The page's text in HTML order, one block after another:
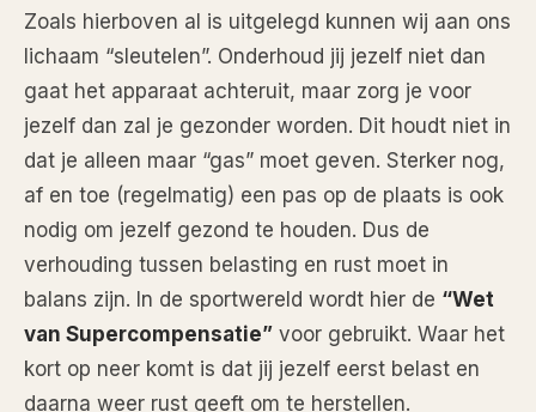
Zoals hierboven al is uitgelegd kunnen wij aan ons
lichaam “sleutelen”. Onderhoud jij jezelf niet dan
gaat het apparaat achteruit, maar zorg je voor
jezelf dan zal je gezonder worden. Dit houdt niet in
dat je alleen maar “gas” moet geven. Sterker nog,
af en toe (regelmatig) een pas op de plaats is ook
nodig om jezelf gezond te houden. Dus de
verhouding tussen belasting en rust moet in
balans zijn. In de sportwereld wordt hier de “Wet
van Supercompensatie” voor gebruikt. Waar het
kort op neer komt is dat jij jezelf eerst belast en
daarna weer rust geeft om te herstellen.